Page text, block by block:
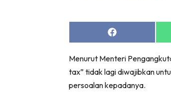
Share
on
Menurut Menteri
tax” tidak lagi diwajibkan
persoalan kepadanya.